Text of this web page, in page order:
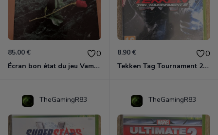
85.00 € 0
Écran bon état du jeu Vampire et livre de règles « la mascarade » état d’usage
8.90 € 0
Tekken Tag Tournament 2 Xbox 360
TheGamingR83 TheGamingR83